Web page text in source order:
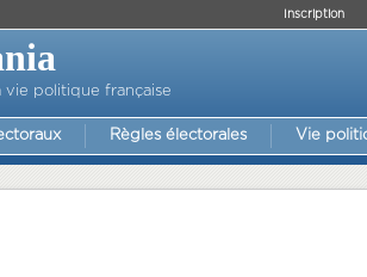
Inscription
vie politique française
Règles électorales Vie